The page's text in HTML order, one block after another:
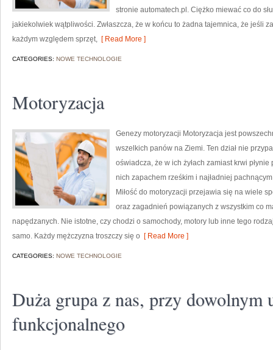
stronie automatech.pl. Ciężko miewać co do
jakiekolwiek wątpliwości. Zwłaszcza, że w końcu to żadna tajemnica, że jeśli
każdym względem sprzęt, [ Read More ]
CATEGORIES: NOWE TECHNOLOGIE
Motoryzacja
Genezy motoryzacji Motoryzacja jest
wszelkich panów na Ziemi. Ten dział nie
oświadcza, że w ich żyłach zamiast krwi
nich zapachem rześkim i najładniej
Miłość do motoryzacji przejawia się na wiele
oraz zagadnień powiązanych z wszystkim co
napędzanych. Nie istotne, czy chodzi o samochody, motory lub inne tego
samo. Każdy mężczyzna troszczy się o [ Read More ]
CATEGORIES: NOWE TECHNOLOGIE
Duża grupa z nas, przy dowolnym
funkcjonalnego